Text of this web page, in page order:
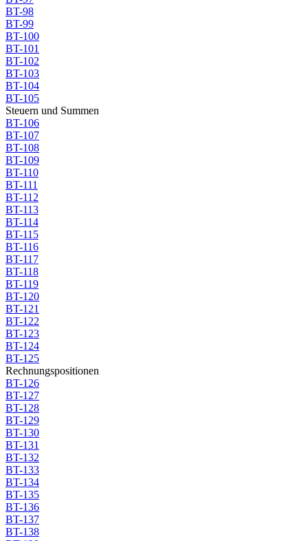
BT-98
BT-99
BT-100
BT-101
BT-102
BT-103
BT-104
BT-105
Steuern und Summen
BT-106
BT-107
BT-108
BT-109
BT-110
BT-111
BT-112
BT-113
BT-114
BT-115
BT-116
BT-117
BT-118
BT-119
BT-120
BT-121
BT-122
BT-123
BT-124
BT-125
Rechnungspositionen
BT-126
BT-127
BT-128
BT-129
BT-130
BT-131
BT-132
BT-133
BT-134
BT-135
BT-136
BT-137
BT-138